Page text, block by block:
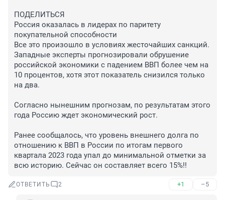
ПОДЕЛИТЬСЯ
Россия оказалась в лидерах по паритету
покупательной способности
Все это произошло в условиях жесточайших санкций.
Западные эксперты прогнозировали обрушение
российской экономики с падением ВВП более чем на
10 процентов, хотя этот показатель снизился только
на два.
Согласно нынешним прогнозам, по результатам этого
года Россию ждет экономический рост.
Ранее сообщалось, что уровень внешнего долга по
отношению к ВВП в России по итогам первого
квартала 2023 года упал до минимальной отметки за
всю историю. Сейчас он составляет всего 15%!!
ОТВЕТИТЬ 2 +1 –5